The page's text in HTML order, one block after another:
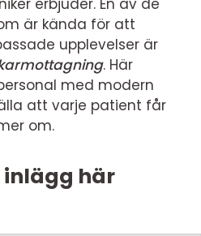
erbjuder. En av de
är kända för att
upplevelser är
. Här
med modern
att varje patient får
om.
inlägg här